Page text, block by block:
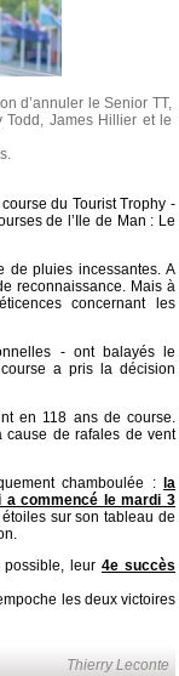
d’annuler le Senior TT,
Todd, James Hillier et le
du Tourist Trophy -
de l’Ile de Man : Le
de pluies incessantes. A
reconnaissance. Mais à
concernant les
- ont balayés le
a pris la décision
en 118 ans de course.
cause de rafales de vent
chamboulée :
la
a commencé le mardi 3
sur son tableau de
leur 4e succès
les deux victoires
Thierry Leconte